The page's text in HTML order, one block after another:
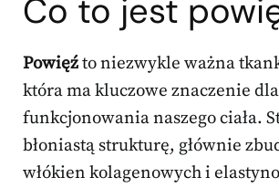
Co to jest
Powięźto niezwykle ważna
która ma kluczowe znaczenie dla
funkcjonowania naszego ciała.
błoniastą strukturę, głównie
włókien kolagenowych i